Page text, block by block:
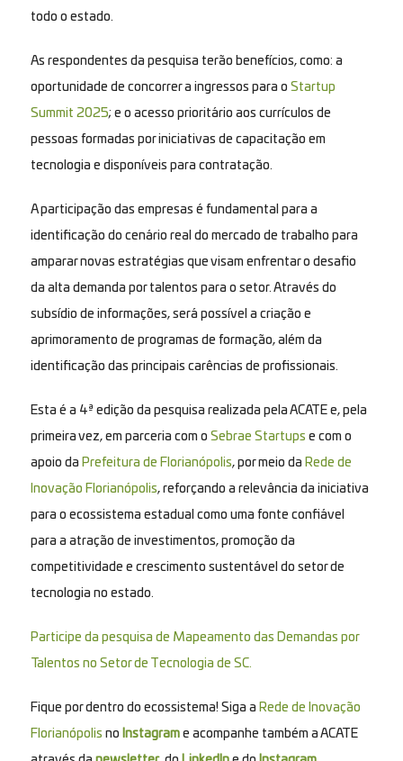
todo o estado.
As respondentes da pesquisa terão benefícios, como: a
oportunidade de concorrer a ingressos para o Startup
Summit 2025; e o acesso prioritário aos currículos de
pessoas formadas por iniciativas de capacitação em
tecnologia e disponíveis para contratação.
A participação das empresas é fundamental para a
identificação do cenário real do mercado de trabalho para
amparar novas estratégias que visam enfrentar o desafio
da alta demanda por talentos para o setor. Através do
subsídio de informações, será possível a criação e
aprimoramento de programas de formação, além da
identificação das principais carências de profissionais.
Esta é a 4ª edição da pesquisa realizada pela ACATE e, pela
primeira vez, em parceria com o Sebrae Startups e com o
apoio da Prefeitura de Florianópolis, por meio da Rede de
Inovação Florianópolis, reforçando a relevância da iniciativa
para o ecossistema estadual como uma fonte confiável
para a atração de investimentos, promoção da
competitividade e crescimento sustentável do setor de
tecnologia no estado.
Participe da pesquisa de Mapeamento das Demandas por
Talentos no Setor de Tecnologia de SC.
Fique por dentro do ecossistema! Siga a Rede de Inovação
Florianópolis no Instagrame acompanhe também a ACATE